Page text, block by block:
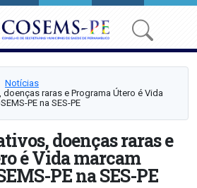
Notícias
raras e Programa Útero é Vida
PE na SES-PE
doenças raras e
é Vida marcam
PE na SES-PE